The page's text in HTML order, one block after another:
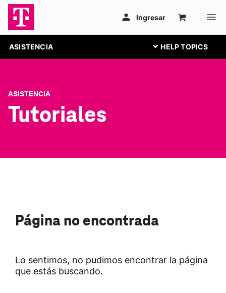
ASISTENCIA
ASISTENCIA
Tutoriales